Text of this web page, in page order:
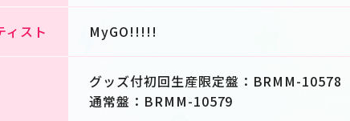
ィスト MyGO!!!!!
グッズ付初回生産限定盤：BRMM-10578
通常盤：BRMM-10579